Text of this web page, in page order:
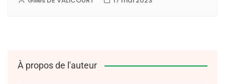
À propos de l'auteur